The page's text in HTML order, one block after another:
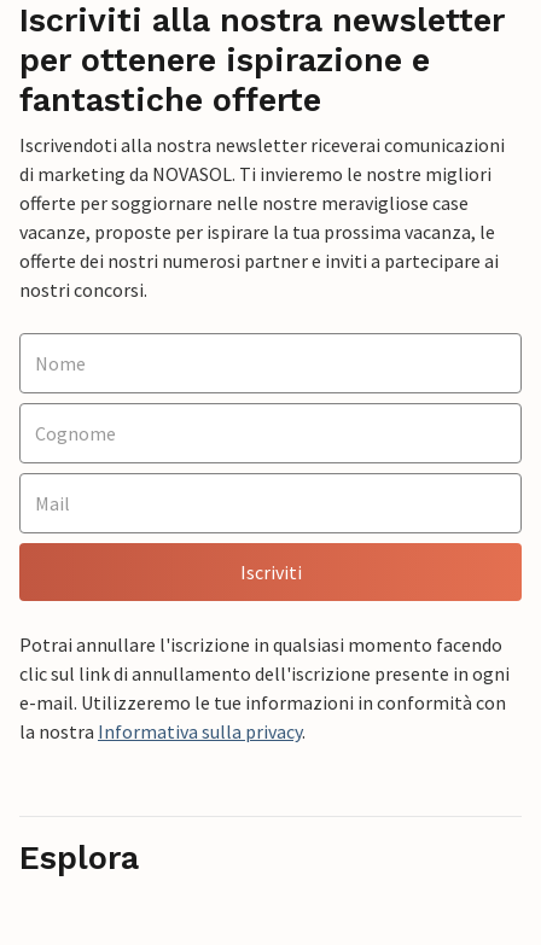
Iscriviti alla nostra newsletter
per ottenere ispirazione e
fantastiche offerte
Iscrivendoti alla nostra newsletter riceverai comunicazioni
di marketing da NOVASOL. Ti invieremo le nostre migliori
offerte per soggiornare nelle nostre meravigliose case
vacanze, proposte per ispirare la tua prossima vacanza, le
offerte dei nostri numerosi partner e inviti a partecipare ai
nostri concorsi.
Iscriviti
Potrai annullare l'iscrizione in qualsiasi momento facendo
clic sul link di annullamento dell'iscrizione presente in ogni
e-mail. Utilizzeremo le tue informazioni in conformità con
la nostra Informativa sulla privacy.
Esplora